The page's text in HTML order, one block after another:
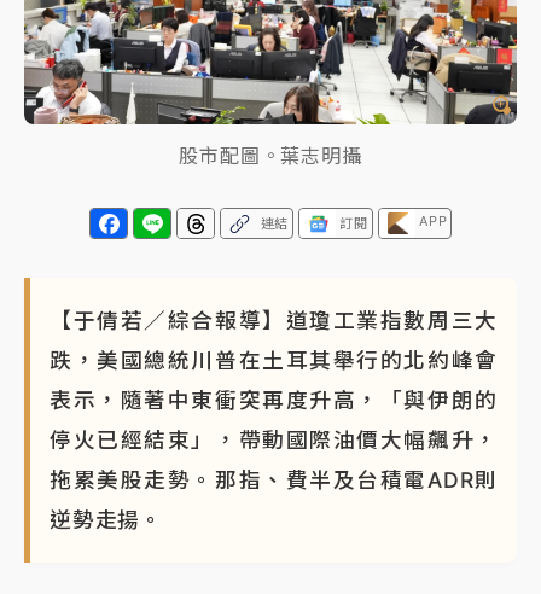
周六起展出延長至晚上7時
台東農業處長涉圖利渡假村！東檢抗告成功 今重開羈
押庭
股市配圖。葉志明攝
連結 訂閱 APP
【于倩若／綜合報導】道瓊工業指數周三大
跌，美國總統川普在土耳其舉行的北約峰會
表示，隨著中東衝突再度升高，「與伊朗的
停火已經結束」，帶動國際油價大幅飆升，
拖累美股走勢。那指、費半及台積電ADR則
逆勢走揚。